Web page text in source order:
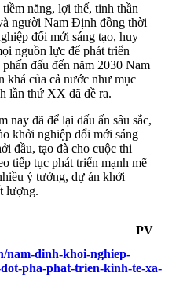
năng, lợi thế, tinh thần
người Nam Định đồng thời
đổi mới sáng tạo, huy
nguồn lực để phát triển
đấu đến năm 2030 Nam
khá của cả nước như mục
lần thứ XX đã đề ra.
nay đã để lại dấu ấn sâu sắc,
khởi nghiệp đổi mới sáng
đầu, tạo đà cho cuộc thi
tiếp tục phát triển mạnh mẽ
ý tưởng, dự án khởi
lượng.
PV
nam-dinh-khoi-nghiep-
pha-phat-trien-kinh-te-xa-